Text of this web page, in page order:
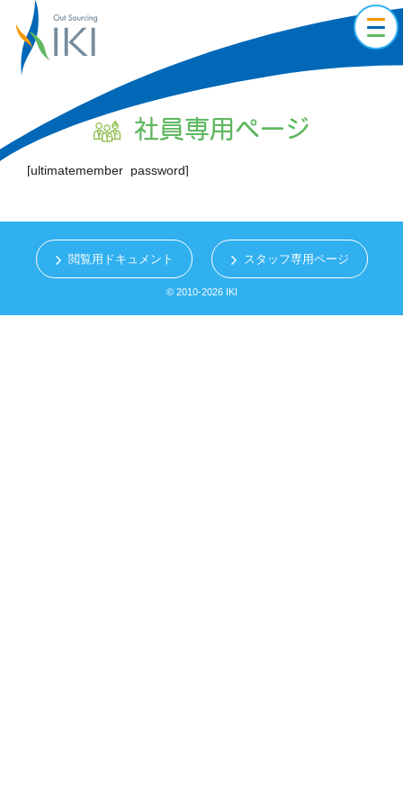
社員専用ページ
[ultimatemember_password]
© 2010-2026 IKI
閲覧用ドキュメント スタッフ専用ページ